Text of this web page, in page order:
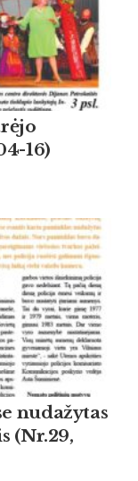
16)
nudažytas
(Nr.29,